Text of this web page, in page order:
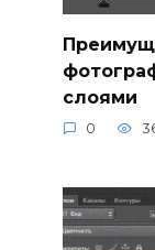
слоями
0